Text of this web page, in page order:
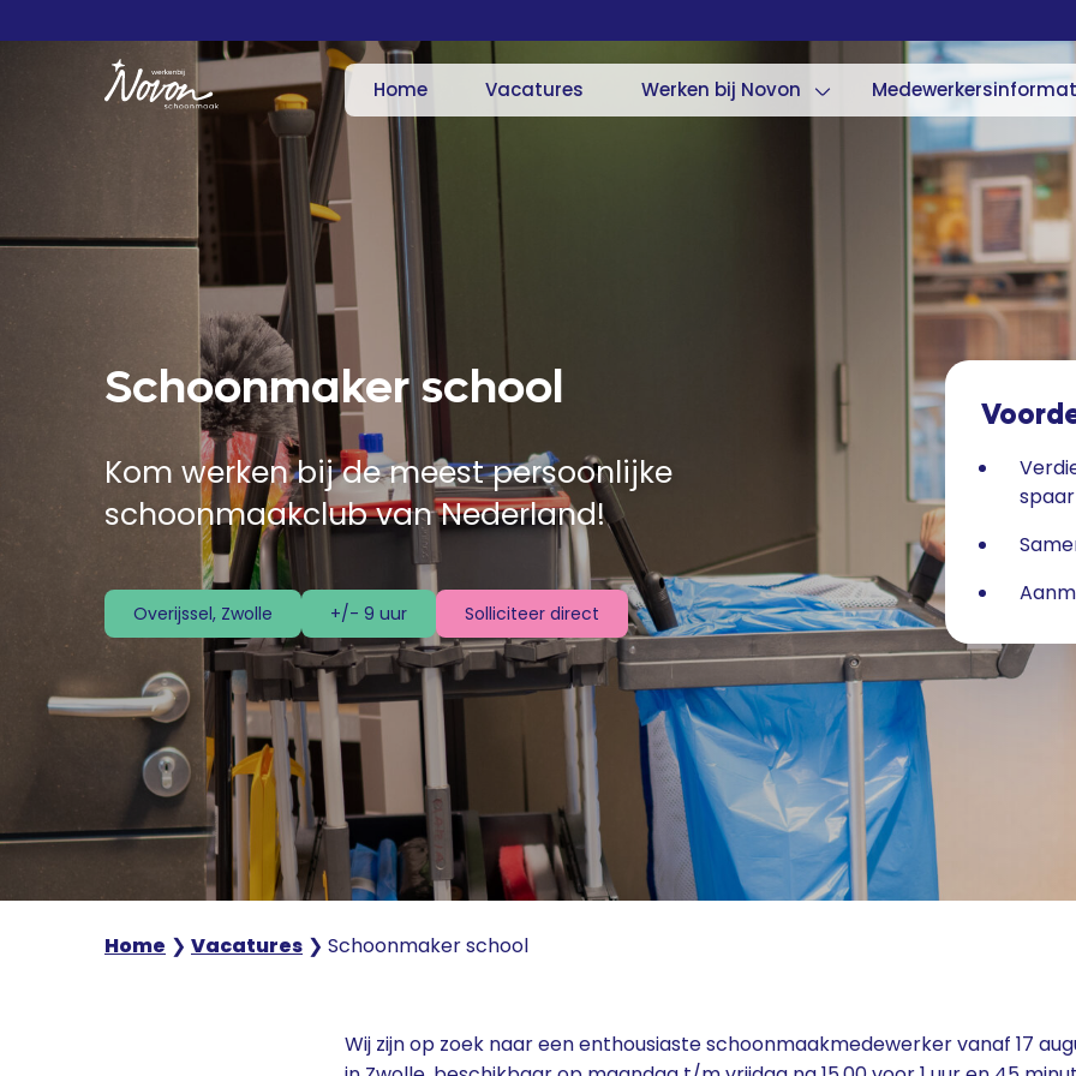
Home Vacatures Werken bij Novon
Schoonmaker school
Kom werken bij de meest persoonlijke
schoonmaakclub van Nederland!
Overijssel, Zwolle +/- 9 uur Solliciteer direct
Home ❯ Vacatures ❯ Schoonmaker school
Wij zijn op zoek naar een enthousiaste schoonmaakmedewerker vanaf 17